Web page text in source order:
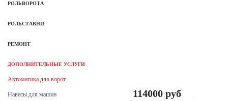
РОЛЬВОРОТА
РОЛЬСТАВНИ
РЕМОНТ
ДОПОЛНИТЕЛЬНЫЕ УСЛУГИ
Автоматика для ворот
Навесы для машин 114000 руб